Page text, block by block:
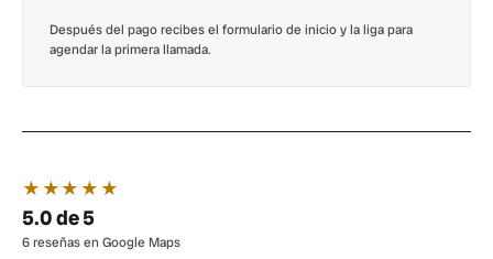
Después del pago recibes el formulario de inicio y la liga para
agendar la primera llamada.
★★★★★
5.0 de 5
6 reseñas en Google Maps